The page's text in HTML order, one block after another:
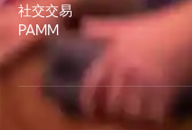
社交交易
PAMM